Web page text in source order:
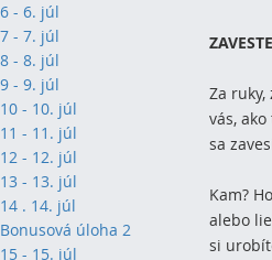
6 - 6. júl
7 - 7. júl
8 - 8. júl
9 - 9. júl
10 - 10. júl
11 - 11. júl
12 - 12. júl
13 - 13. júl
14 . 14. júl
Bonusová úloha 2
15 - 15. júl
Za ruky,
vás,
sa
Kam?
alebo
si